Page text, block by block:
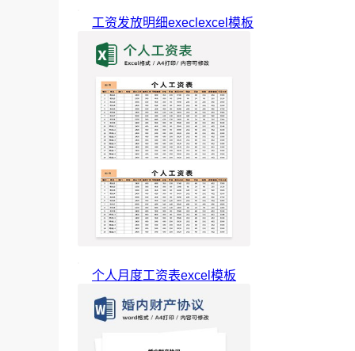
工资发放明细execlexcel模板
个人月度工资表excel模板